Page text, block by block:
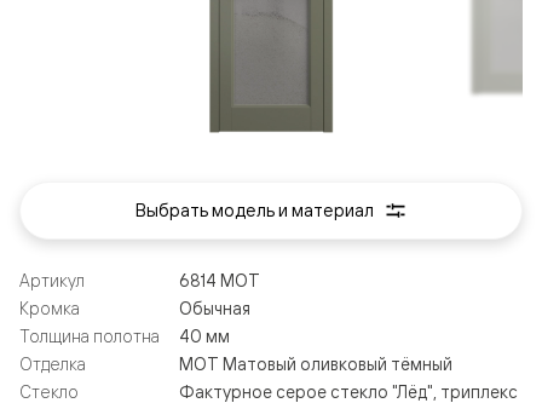
Артикул
6814 МОТ
Кромка
Обычная
Толщина полотна
40 мм
Отделка
МОТ Матовый оливковый тёмный
Стекло
Фактурное серое стекло "Лёд", триплекс
Выбрать модель и материал